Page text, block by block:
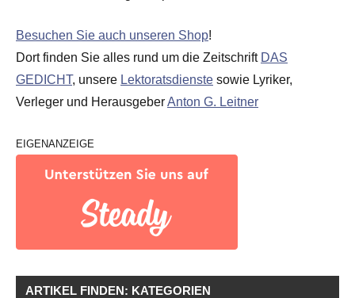
Besuchen Sie auch unseren Shop!
Dort finden Sie alles rund um die Zeitschrift DAS
GEDICHT, unsere Lektoratsdienste sowie Lyriker,
Verleger und HerausgeberAnton G. Leitner
EIGENANZEIGE
ARTIKEL FINDEN: KATEGORIEN